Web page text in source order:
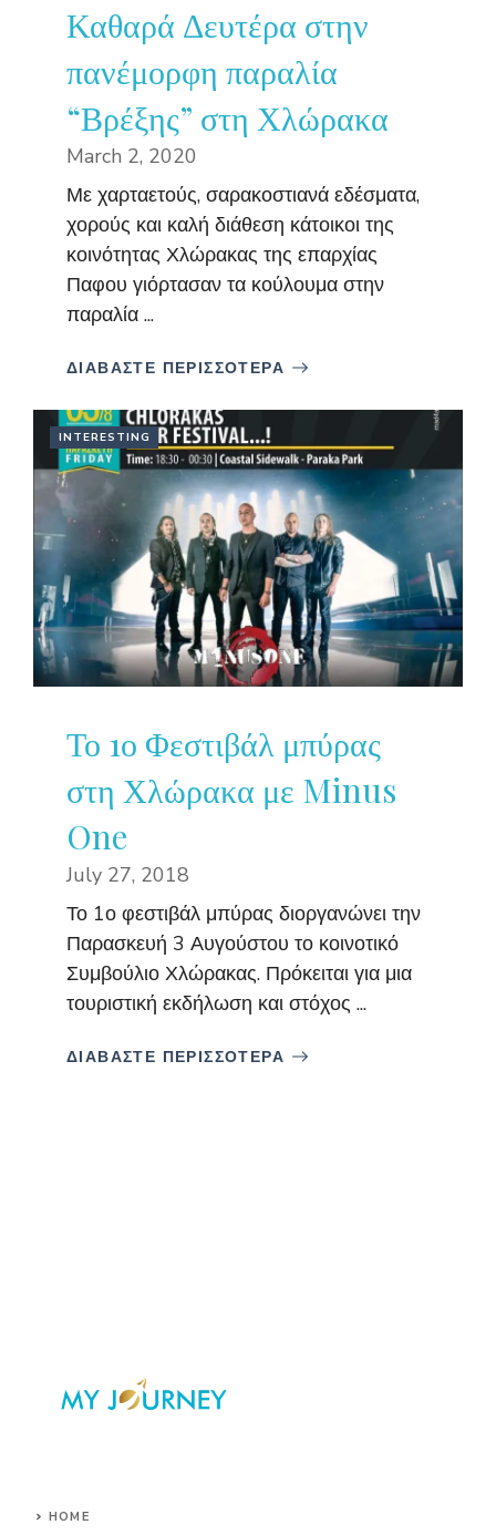
Καθαρά Δευτέρα στην
πανέμορφη παραλία
“Βρέξης” στη Χλώρακα
March 2, 2020
Με χαρταετούς, σαρακοστιανά εδέσματα,
χορούς και καλή διάθεση κάτοικοι της
κοινότητας Χλώρακας της επαρχίας
Παφου γιόρτασαν τα κούλουμα στην
παραλία ...
ΔΙΑΒΑΣΤΕ ΠΕΡΙΣΣΟΤΕΡΑ
INTERESTING
Το 1ο Φεστιβάλ μπύρας
στη Χλώρακα με Minus
One
July 27, 2018
Το 1ο φεστιβάλ μπύρας διοργανώνει την
Παρασκευή 3 Αυγούστου το κοινοτικό
Συμβούλιο Χλώρακας. Πρόκειται για μια
τουριστική εκδήλωση και στόχος ...
ΔΙΑΒΑΣΤΕ ΠΕΡΙΣΣΟΤΕΡΑ
HOME